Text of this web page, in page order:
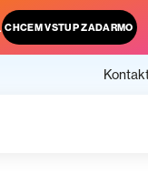
CHCEM VSTUP ZADARMO